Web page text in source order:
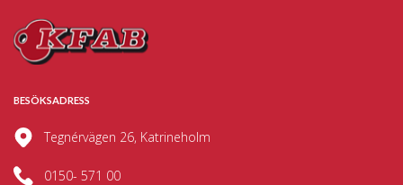
BESÖKSADRESS
Tegnérvägen 26, Katrineholm
0150- 571 00